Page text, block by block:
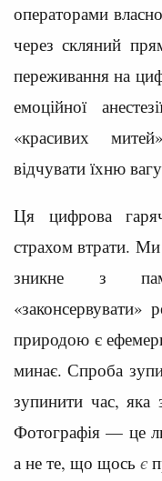
операторами
через скляний
переживання на
емоційної
«красивих
відчувати їхню
Ця цифрова
страхом втрати.
зникне з
«законсервувати»
природою є
минає. Спроба
зупинити час, яка
Фотографія — це
а не те, що щось є